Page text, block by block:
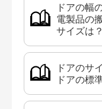
ドアの幅
電製品の
サイズは？
ドアのサ
ドアの標